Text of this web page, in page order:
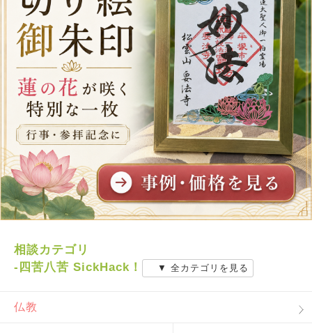
相談カテゴリ
-四苦八苦 SickHack！
▼ 全カテゴリを見る
仏教